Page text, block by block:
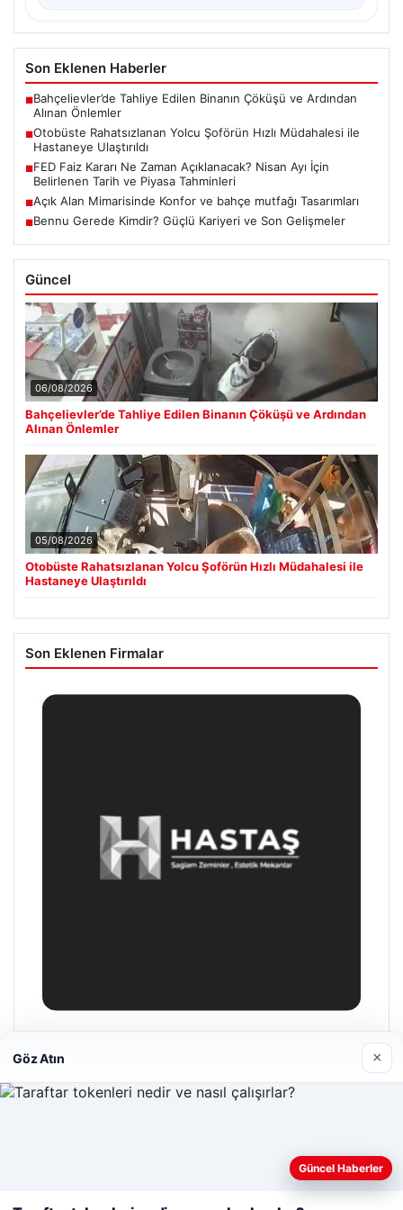
Son Eklenen Haberler
■Bahçelievler’de Tahliye Edilen Binanın Çöküşü ve Ardından
Alınan Önlemler
■Otobüste Rahatsızlanan Yolcu Şoförün Hızlı Müdahalesi ile
Hastaneye Ulaştırıldı
■FED Faiz Kararı Ne Zaman Açıklanacak? Nisan Ayı İçin
Belirlenen Tarih ve Piyasa Tahminleri
■Açık Alan Mimarisinde Konfor ve bahçe mutfağı Tasarımları
■Bennu Gerede Kimdir? Güçlü Kariyeri ve Son Gelişmeler
Güncel
06/08/2026
Bahçelievler’de Tahliye Edilen Binanın Çöküşü ve Ardından
Alınan Önlemler
05/08/2026
Otobüste Rahatsızlanan Yolcu Şoförün Hızlı Müdahalesi ile
Hastaneye Ulaştırıldı
Son Eklenen Firmalar
Hastaş Beton
Web sitemizi nasıl kullandığınızı daha iyi anlayabilmek,
deneyiminizi kişiselleştirmek ve geliştirmek amacıyla çerezler
Göz Atın ×
Güncel Haberler